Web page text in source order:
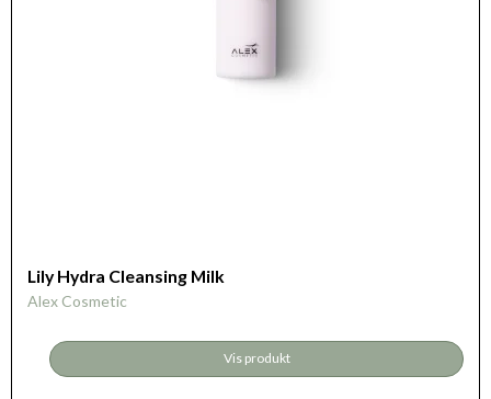
Lily Hydra Cleansing Milk
Alex Cosmetic
Vis produkt